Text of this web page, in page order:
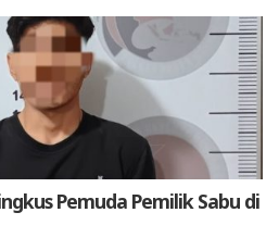
Pemuda Pemilik Sabu di